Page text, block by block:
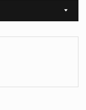
Sort